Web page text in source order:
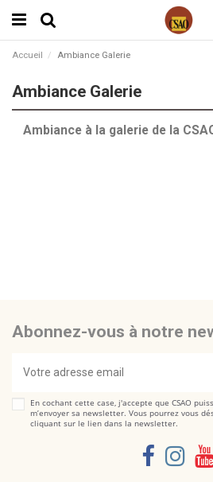
Accueil Ambiance Galerie
Ambiance Galerie
Ambiance à la galerie de la
Abonnez-vous à notre
En cochant cette case, j'accepte que CSAO
m’envoyer sa newsletter. Vous pourrez vous
cliquant sur le lien dans la newsletter.